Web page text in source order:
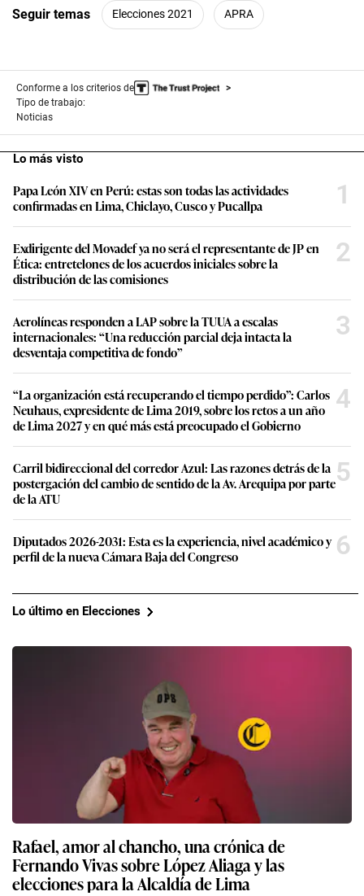
Seguir temas Elecciones 2021 APRA
Conforme a los criterios de
Tipo de trabajo:
Noticias
Lo más visto
Papa León XIV en Perú: estas son todas las actividades
confirmadas en Lima, Chiclayo, Cusco y Pucallpa
1
Exdirigente del Movadef ya no será el representante de JP en
Ética: entretelones de los acuerdos iniciales sobre la
distribución de las comisiones
2
Aerolíneas responden a LAP sobre la TUUA a escalas
internacionales: “Una reducción parcial deja intacta la
desventaja competitiva de fondo”
3
“La organización está recuperando el tiempo perdido”: Carlos
Neuhaus, expresidente de Lima 2019, sobre los retos a un año
de Lima 2027 y en qué más está preocupado el Gobierno
4
Carril bidireccional del corredor Azul: Las razones detrás de la
postergación del cambio de sentido de la Av. Arequipa por parte
de la ATU
5
Diputados 2026-2031: Esta es la experiencia, nivel académico y
perfil de la nueva Cámara Baja del Congreso
6
Lo último en Elecciones
Rafael, amor al chancho, una crónica de
Fernando Vivas sobre López Aliaga y las
elecciones para la Alcaldía de Lima